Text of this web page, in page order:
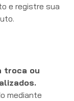
e registre sua
troca ou
mediante